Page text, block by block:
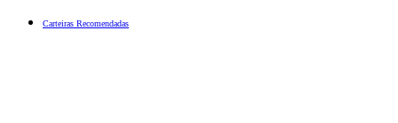
Carteiras Recomendadas